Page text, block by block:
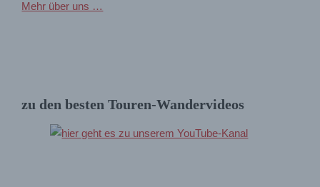
Mehr über uns …
zu den besten Touren-Wandervideos